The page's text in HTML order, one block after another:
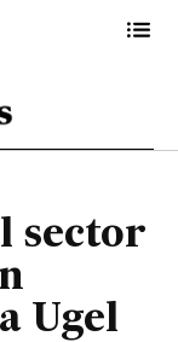
contra
sector
Ugel